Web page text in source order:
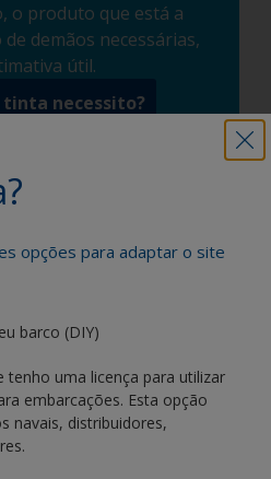
o produto que está a
demãos necessárias,
útil.
tinta necessito?
opções para adaptar o site
barco (DIY)
tenho uma licença para utilizar
embarcações. Esta opção
navais, distribuidores,
barco como um
barco em excelente
o apoio de que necessita